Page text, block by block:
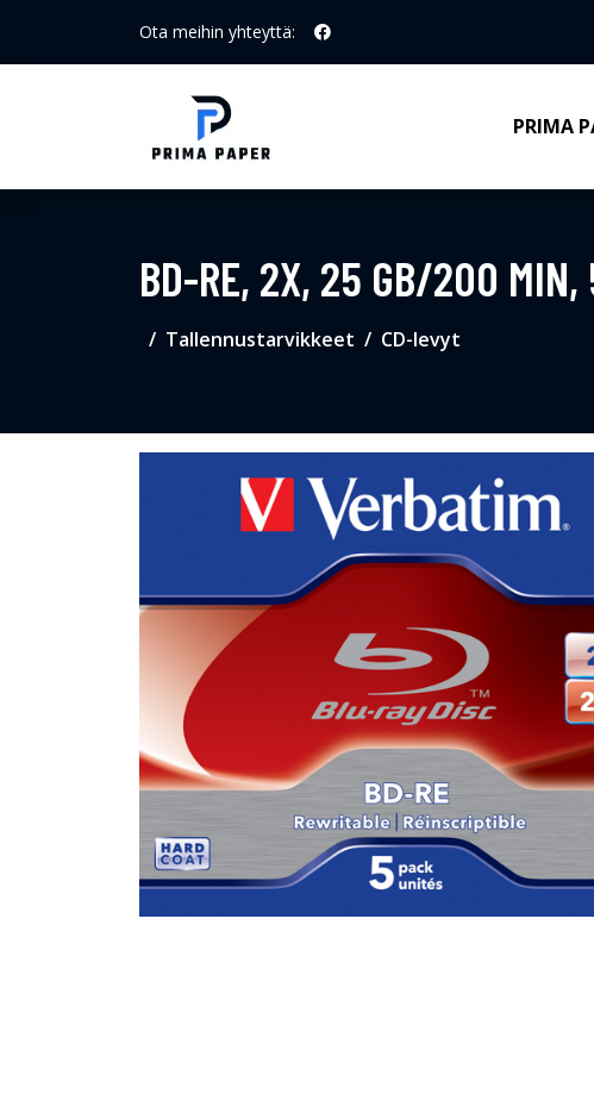
Ota meihin yhteyttä:
PRIMA
BD-RE, 2X, 25 GB/200 MIN,
Tallennustarvikkeet CD-levyt